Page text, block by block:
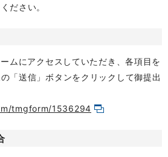
ださい。
ムにアクセスしていただき、各項目を
「送信」ボタンをクリックして御提出
tmgform/1536294